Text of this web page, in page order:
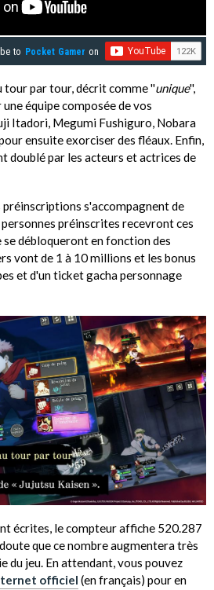
to Pocket Gamer on
tour par tour, décrit comme ''unique'',
équipe composée de vos
Itadori, Megumi Fushiguro, Nobara
ensuite exorciser des fléaux. Enfin,
doublé par les acteurs et actrices de
s'accompagnent de
préinscrites recevront ces
se débloqueront en fonction des
vont de 1 à 10 millions et les bonus
et d'un ticket gacha personnage
écrites, le compteur affiche 520.287
que ce nombre augmentera très
du jeu. En attendant, vous pouvez
officiel (en français) pour en